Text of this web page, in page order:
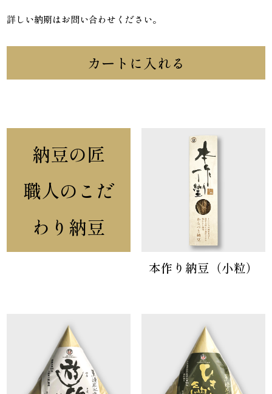
詳しい納期はお問い合わせください。
カートに入れる
納豆の匠
職人のこだ
わり納豆
本作り納豆（小粒）